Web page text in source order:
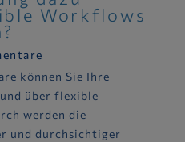
Workflows
können Sie Ihre
über flexible
werden die
und durchsichtiger